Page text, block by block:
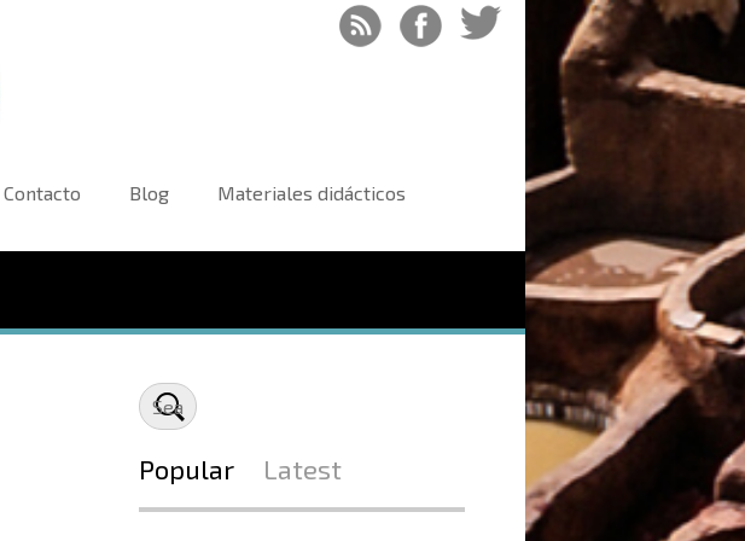
Contacto Blog Materiales didácticos
Popular Latest